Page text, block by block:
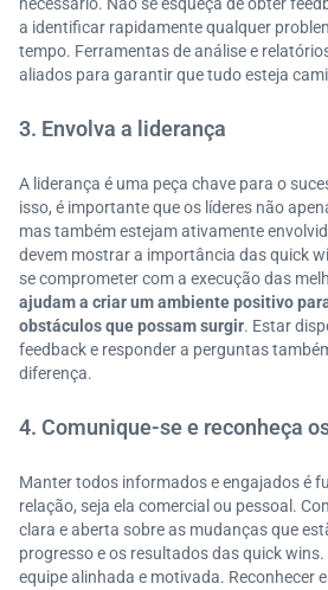
a identificar rapidamente qualquer
tempo. Ferramentas de análise e
aliados para garantir que tudo esteja
3. Envolva a liderança
A liderança é uma peça chave para o
isso, é importante que os líderes não
mas também estejam ativamente
devem mostrar a importância das quick
se comprometer com a execução das
ajudam a criar um ambiente positivo
obstáculos que possam surgir. Estar
feedback e responder a perguntas
diferença.
4. Comunique-se e reconheça
Manter todos informados e engajados é
relação, seja ela comercial ou pessoal.
clara e aberta sobre as mudanças que
progresso e os resultados das quick
equipe alinhada e motivada. Reconhecer